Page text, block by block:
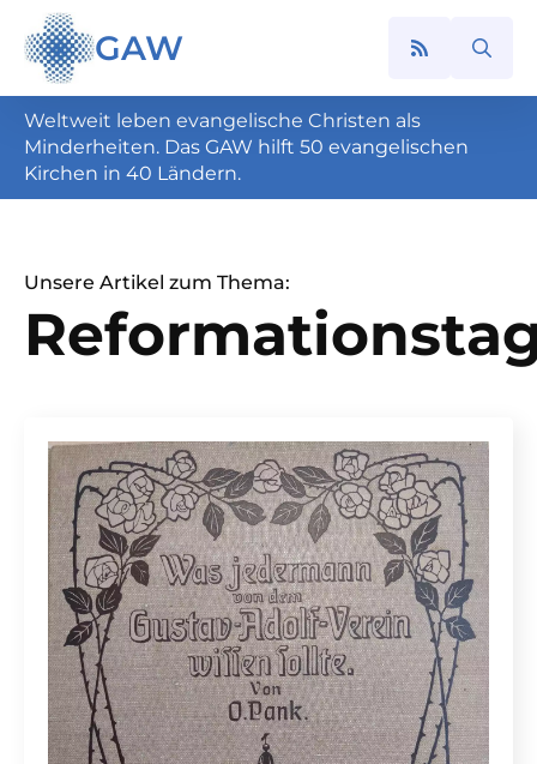
GAW
Search
Weltweit leben evangelische Christen als
Minderheiten. Das GAW hilft 50 evangelischen
Kirchen in 40 Ländern.
Unsere Artikel zum Thema: